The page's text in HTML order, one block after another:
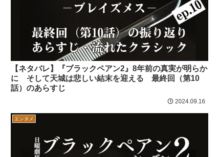
【ネタバレ】『ブラックペアン2』8年前の真実が明らか
に そして天城は悲しい結末を迎える 最終回（第10
話）のあらすじ
2024.09.16
エンタメ